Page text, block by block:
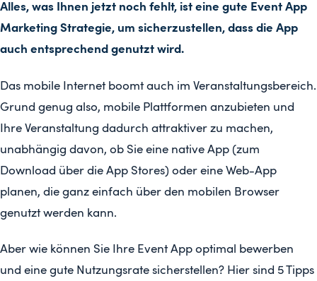
Alles, was Ihnen jetzt noch fehlt, ist eine gute Event App
Marketing Strategie, um sicherzustellen, dass die App
auch entsprechend genutzt wird.
Das mobile Internet boomt auch im Veranstaltungsbereich.
Grund genug also, mobile Plattformen anzubieten und
Ihre Veranstaltung dadurch attraktiver zu machen,
unabhängig davon, ob Sie eine native App (zum
Download über die App Stores) oder eine Web-App
planen, die ganz einfach über den mobilen Browser
genutzt werden kann.
Aber wie können Sie Ihre Event App optimal bewerben
und eine gute Nutzungsrate sicherstellen? Hier sind 5 Tipps